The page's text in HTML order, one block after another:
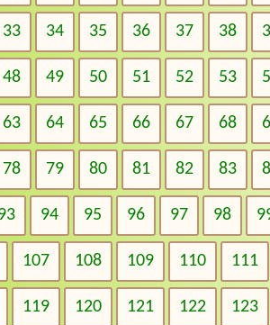
33 34 35 36 37 38
48 49 50 51 52 53
63 64 65 66 67 68
78 79 80 81 82 83
94 95 96 97 98
107 108 109 110 111
119 120 121 122 123